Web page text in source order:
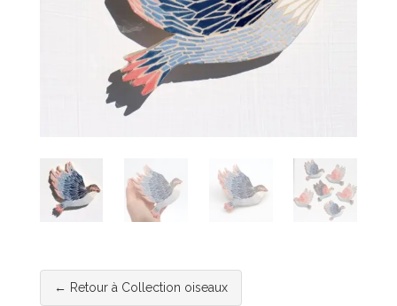
← Retour à Collection oiseaux